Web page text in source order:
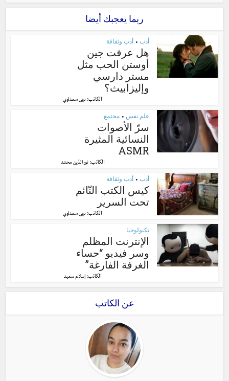
ربما يعجبك أيضا
أدب • أدب وثقافة
هل عرفت جين
أوستن الحب مثل
مستر دارسي
وإليزابيث؟
الكاتب: نهى سعداوي
علم نفس • مجتمع
سرّ الأصوات
النسائية المثيرة
ASMR
الكاتب:نور الدّين محمّد
أدب • أدب وثقافة
كيس الكتب النّائم
تحت السرير
الكاتب: نهى سعداوي
تكنولوجيا
الإنترنت المظلم
وسر فيديو “حساء
الغرفة الفارغة”
الكاتب: إسلام سعيد
عن الكاتب